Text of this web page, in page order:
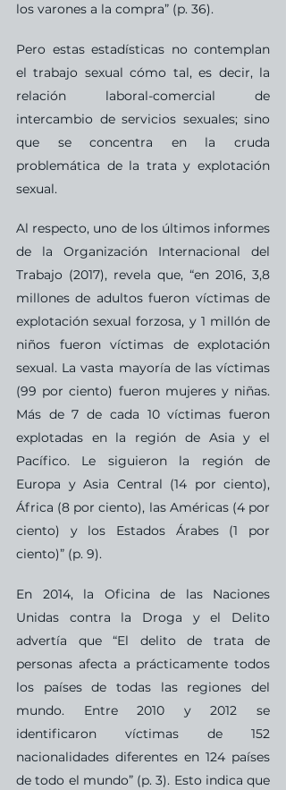
los varones a la compra” (p. 36).
Pero estas estadísticas no contemplan
el trabajo sexual cómo tal, es decir, la
relación laboral-comercial de
intercambio de servicios sexuales; sino
que se concentra en la cruda
problemática de la trata y explotación
sexual.
Al respecto, uno de los últimos informes
de la Organización Internacional del
Trabajo (2017), revela que, “en 2016, 3,8
millones de adultos fueron víctimas de
explotación sexual forzosa, y 1 millón de
niños fueron víctimas de explotación
sexual. La vasta mayoría de las víctimas
(99 por ciento) fueron mujeres y niñas.
Más de 7 de cada 10 víctimas fueron
explotadas en la región de Asia y el
Pacífico. Le siguieron la región de
Europa y Asia Central (14 por ciento),
África (8 por ciento), las Américas (4 por
ciento) y los Estados Árabes (1 por
ciento)” (p. 9).
En 2014, la Oficina de las Naciones
Unidas contra la Droga y el Delito
advertía que “El delito de trata de
personas afecta a prácticamente todos
los países de todas las regiones del
mundo. Entre 2010 y 2012 se
identificaron víctimas de 152
nacionalidades diferentes en 124 países
de todo el mundo” (p. 3). Esto indica que